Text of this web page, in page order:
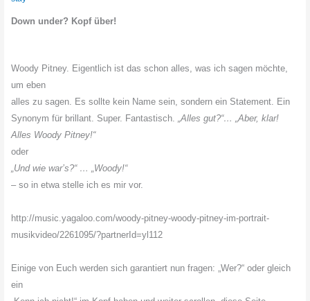
Down under? Kopf über!
Woody Pitney. Eigentlich ist das schon alles, was ich sagen möchte,
um eben
alles zu sagen. Es sollte kein Name sein, sondern ein Statement. Ein
Synonym für brillant. Super. Fantastisch.„Alles gut?“… „Aber, klar!
Alles Woody Pitney!“
oder
„Und wie war’s?“ … „Woody!“
– so in etwa stelle ich es mir vor.
http://music.yagaloo.com/woody-pitney-woody-pitney-im-portrait-
musikvideo/2261095/?partnerId=yl112
Einige von Euch werden sich garantiert nun fragen: „Wer?“ oder gleich
ein